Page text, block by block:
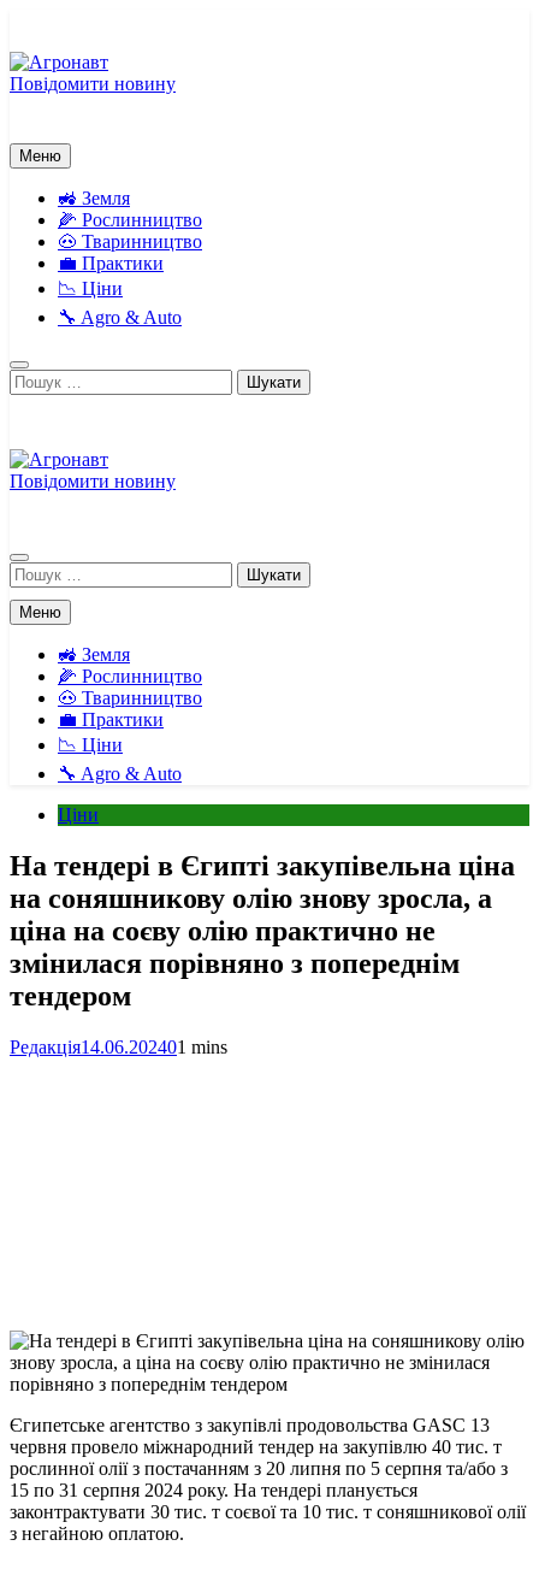
вмісту
Повідомити новину
Меню
🚜 Земля
🌽 Рослинництво
🐽 Тваринництво
💼 Практики
📉 Ціни
🔧 Agro & Auto
Пошук:
Повідомити новину
Пошук:
Меню
🚜 Земля
🌽 Рослинництво
🐽 Тваринництво
💼 Практики
📉 Ціни
🔧 Agro & Auto
Ціни
На тендері в Єгипті закупівельна ціна
на соняшникову олію знову зросла, а
ціна на соєву олію практично не
змінилася порівняно з попереднім
тендером
Редакція14.06.202401 mins
Link
Print
Єгипетське агентство з закупівлі продовольства GASC 13
червня провело міжнародний тендер на закупівлю 40 тис. т
рослинної олії з постачанням з 20 липня по 5 серпня та/або з
15 по 31 серпня 2024 року. На тендері планується
законтрактувати 30 тис. т соєвої та 10 тис. т соняшникової олії
з негайною оплатою.